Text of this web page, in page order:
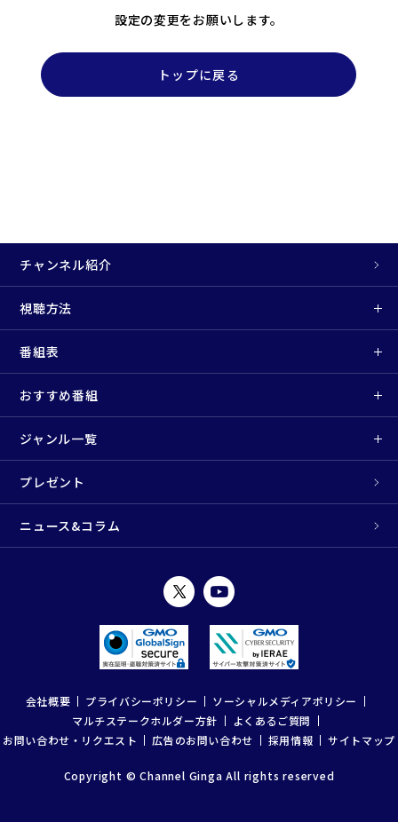
設定の変更をお願いします。
トップに戻る
チャンネル紹介
視聴方法
番組表
おすすめ番組
ジャンル一覧
プレゼント
ニュース&コラム
会社概要 プライバシーポリシー
ソーシャルメディアポリシー
マルチステークホルダー方針
よくあるご質問
お問い合わせ・リクエスト
広告のお問い合わせ 採用情報 サイトマップ
Copyright © Channel Ginga All rights reserved